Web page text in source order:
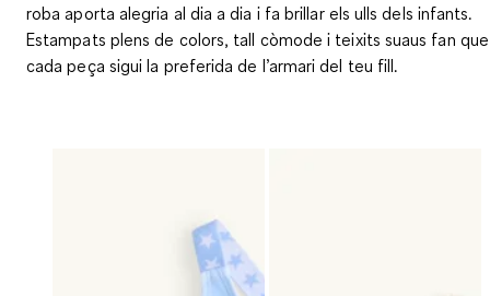
roba aporta alegria al dia a dia i fa brillar els ulls dels infants.
Estampats plens de colors, tall còmode i teixits suaus fan que
cada peça sigui la preferida de l’armari del teu fill.